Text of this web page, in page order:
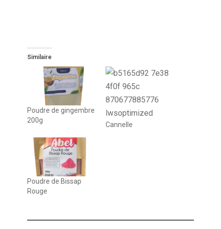
Similaire
Poudre de gingembre
200g
Cannelle
Poudre de Bissap
Rouge